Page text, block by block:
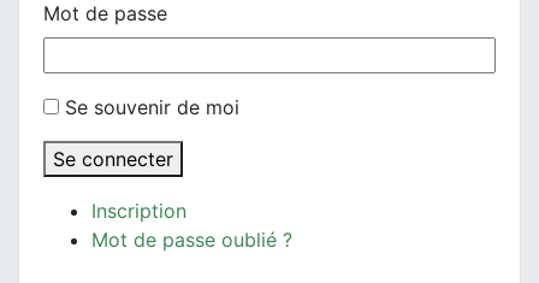
Mot de passe
Se souvenir de moi
Se connecter
Inscription
Mot de passe oublié ?